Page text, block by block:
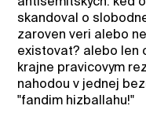
skandoval o
zaroven veri alebo
existovat? alebo len
krajne pravicovym
nahodou v jednej
"fandim hizballahu!"